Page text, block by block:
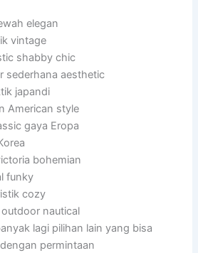
elegan
vintage
shabby chic
sederhana aesthetic
japandi
American style
gaya Eropa
bohemian
funky
cozy
nautical
lagi pilihan lain yang bisa
permintaan